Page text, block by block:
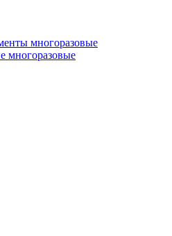
многоразовые
многоразовые